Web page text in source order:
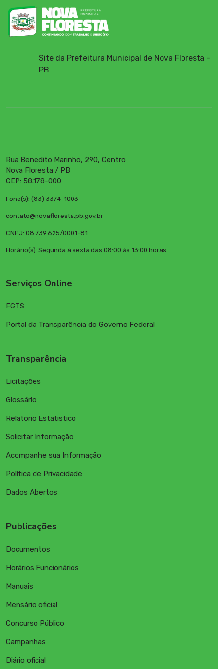
Site da Prefeitura Municipal de Nova Floresta -
PB
Rua Benedito Marinho, 290, Centro
Nova Floresta / PB
CEP: 58.178-000
Fone(s): (83) 3374-1003
contato@novafloresta.pb.gov.br
CNPJ: 08.739.625/0001-81
Horário(s): Segunda à sexta das 08:00 às 13:00 horas
Serviços Online
FGTS
Portal da Transparência do Governo Federal
Transparência
Licitações
Glossário
Relatório Estatístico
Solicitar Informação
Acompanhe sua Informação
Política de Privacidade
Dados Abertos
Publicações
Documentos
Horários Funcionários
Manuais
Mensário oficial
Concurso Público
Campanhas
Diário oficial